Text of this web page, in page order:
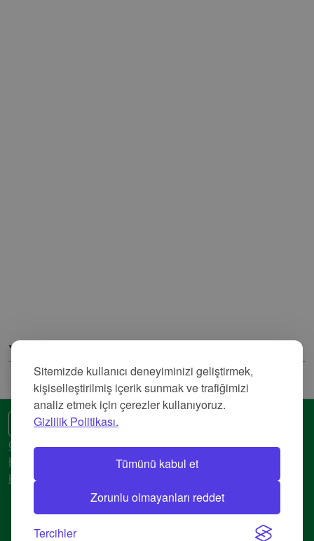
Sitemizde kullanıcı deneyiminizi geliştirmek,
kişiselleştirilmiş içerik sunmak ve trafiğimizi
analiz etmek için çerezler kullanıyoruz.
Gizlilik Politikası.
Tümünü kabul et
Zorunlu olmayanları reddet
Tercihler
Yorumlar
🌍 Başka bir dil
Gizlilik Politikası
Hizmet Şartları
Künye
© 2018-2026 AtlasBig.com